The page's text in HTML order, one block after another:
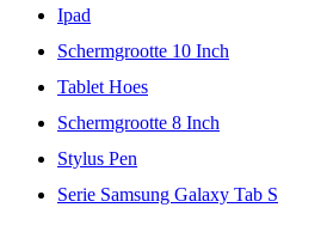
Ipad
Schermgrootte 10 Inch
Tablet Hoes
Schermgrootte 8 Inch
Stylus Pen
Serie Samsung Galaxy Tab S